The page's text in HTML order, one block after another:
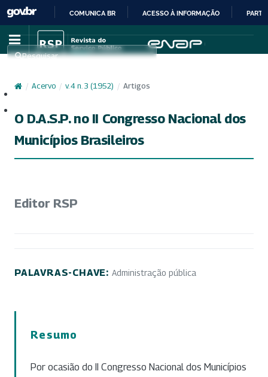
IR
PARA
CONTEÚDO
COMUNICA BR ACESSO À INFORMAÇÃO
Pesquisar
/ Acervo / v. 4 n. 3 (1952) / Artigos
O D.A.S.P. no II Congresso Nacional dos
Municípios Brasileiros
Editor RSP
PALAVRAS-CHAVE: Administração pública
Resumo
Por ocasião do II Congresso Nacional dos Municípios